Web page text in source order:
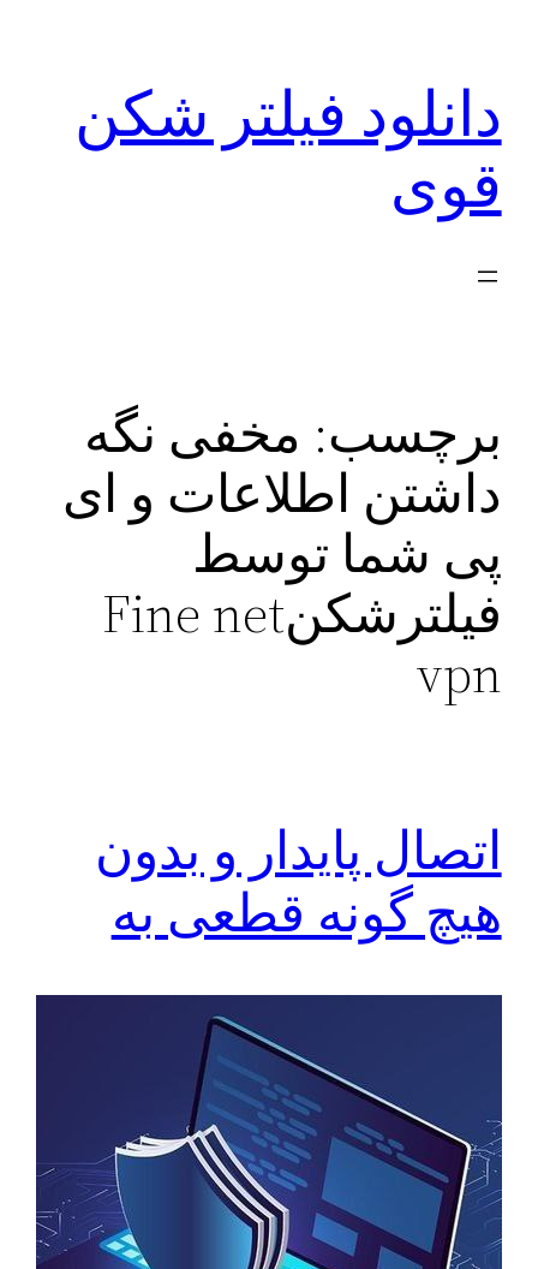
دانلود فیلتر شکن
قوی
برچسب: مخفی نگه
داشتن اطلاعات و ای
پی شما توسط
فیلترشکنFine net
vpn
اتصال پایدار و بدون
هیچ گونه قطعی به